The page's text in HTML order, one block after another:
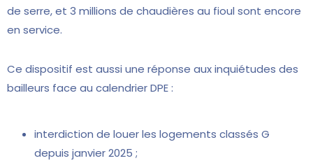
de serre, et 3 millions de chaudières au fioul sont encore
en service.
Ce dispositif est aussi une réponse aux inquiétudes des
bailleurs face au calendrier DPE :
interdiction de louer les logements classés G
depuis janvier 2025 ;